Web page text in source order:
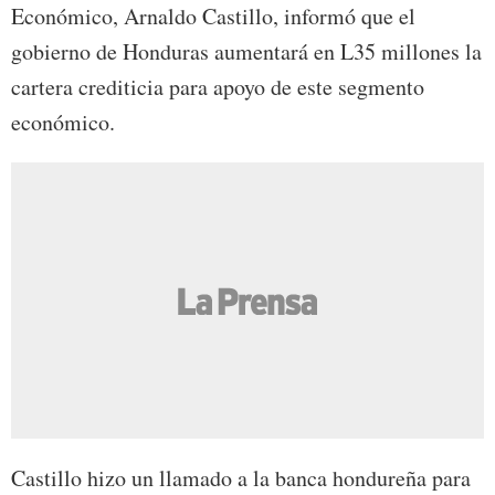
Económico, Arnaldo Castillo, informó que el
gobierno de Honduras aumentará en L35 millones la
cartera crediticia para apoyo de este segmento
económico.
Castillo hizo un llamado a la banca hondureña para